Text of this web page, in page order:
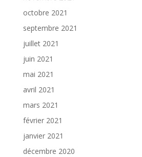
octobre 2021
septembre 2021
juillet 2021
juin 2021
mai 2021
avril 2021
mars 2021
février 2021
janvier 2021
décembre 2020